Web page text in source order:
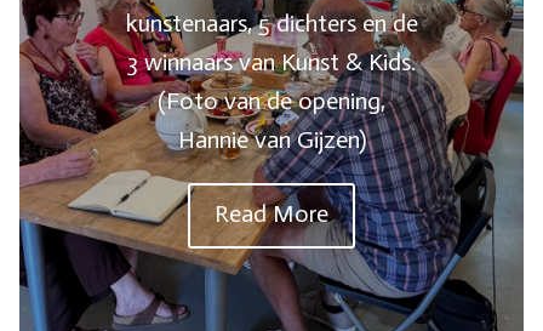
kunstenaars, 5 dichters en de
3 winnaars van Kunst & Kids.
(Foto van de opening,
Hannie van Gijzen)
Read More